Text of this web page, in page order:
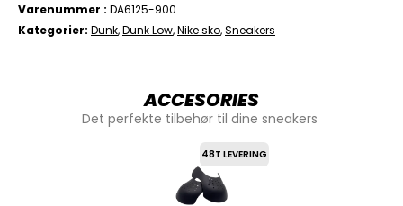
Varenummer
DA6125-900
Kategorier Dunk,Dunk Low,Nike sko,Sneakers
ACCESORIES
Det perfekte tilbehør til dine sneakers
48T LEVERING